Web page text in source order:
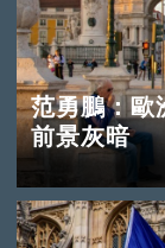
范勇鵬：歐
前景灰暗